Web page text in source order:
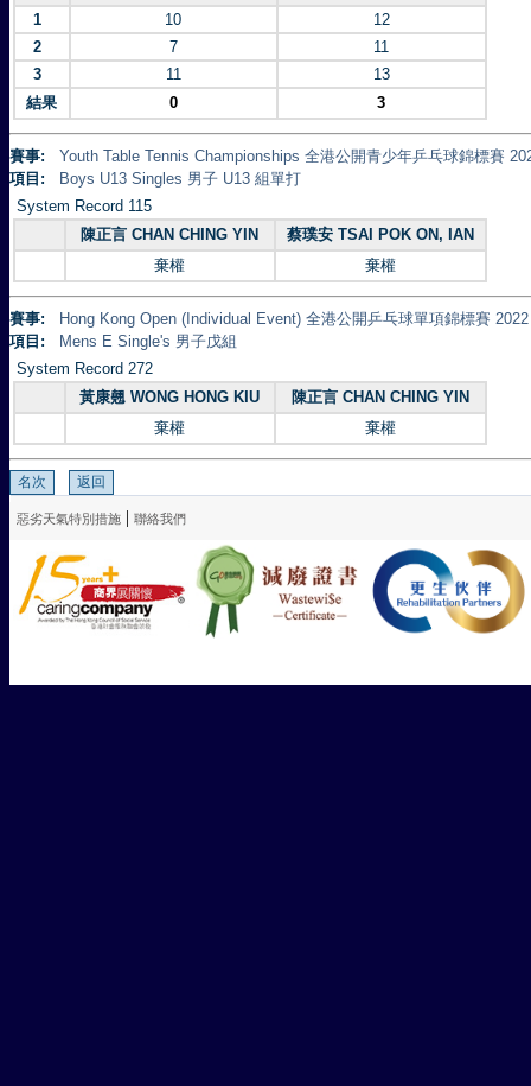
1
10
12
2
7
11
3
11
13
結果
0 3
賽事:
Youth Table Tennis Championships 全港公開青少年乒乓球錦標賽
項目:
Boys U13 Singles 男子 U13 組單打
System Record 115
陳正言 CHAN CHING YIN
蔡璞安 TSAI POK ON, IAN
棄權
棄權
賽事:
Hong Kong Open (Individual Event) 全港公開乒乓球單項錦標賽 2022
項目:
Mens E Single's 男子戊組
System Record 272
黃康翹 WONG HONG KIU
陳正言 CHAN CHING YIN
棄權
棄權